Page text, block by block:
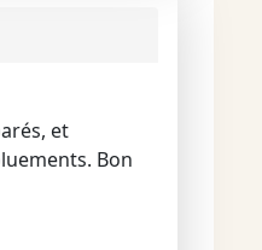
et
Bon